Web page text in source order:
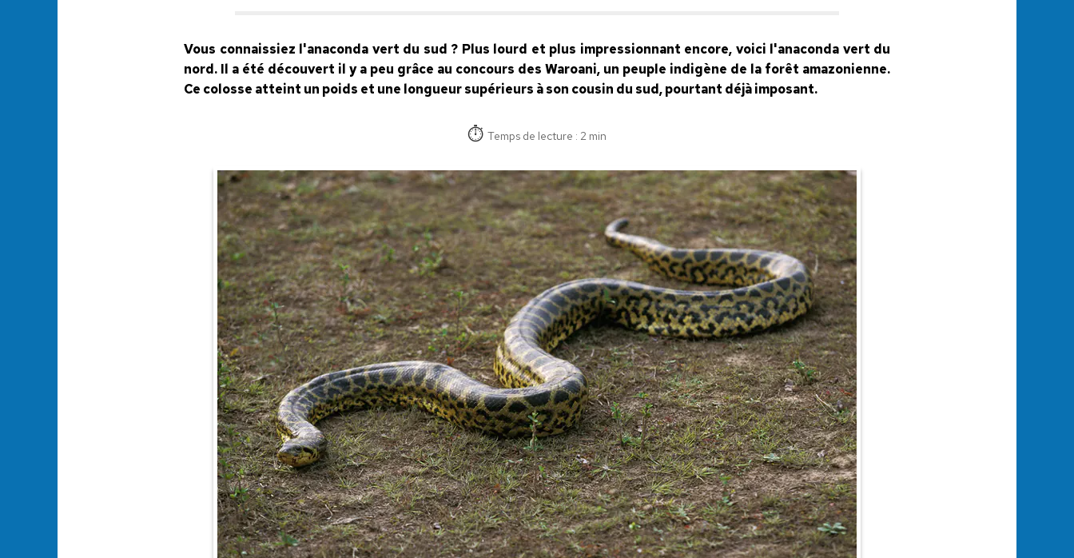
Vous connaissiez l'anaconda vert du sud ? Plus lourd et plus impressionnant encore, voici l'anaconda vert du
nord. Il a été découvert il y a peu grâce au concours des Waroani, un peuple indigène de la forêt amazonienne.
Ce colosse atteint un poids et une longueur supérieurs à son cousin du sud, pourtant déjà imposant.
Temps de lecture : 2 min